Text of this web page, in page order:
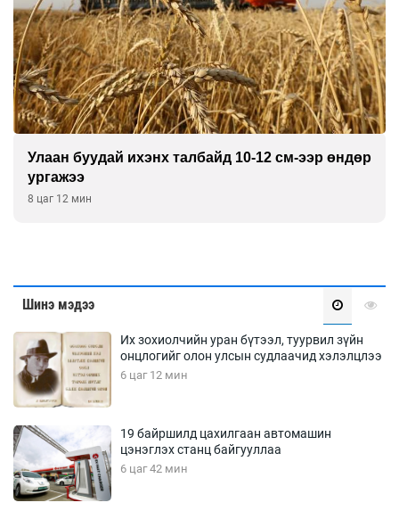
Улаан буудай ихэнх талбайд 10-12 см-ээр өндөр
ургажээ
8 цаг 12 мин
Шинэ мэдээ
Их зохиолчийн уран бүтээл, туурвил зүйн
онцлогийг олон улсын судлаачид хэлэлцлээ
6 цаг 12 мин
19 байршилд цахилгаан автомашин
цэнэглэх станц байгууллаа
6 цаг 42 мин